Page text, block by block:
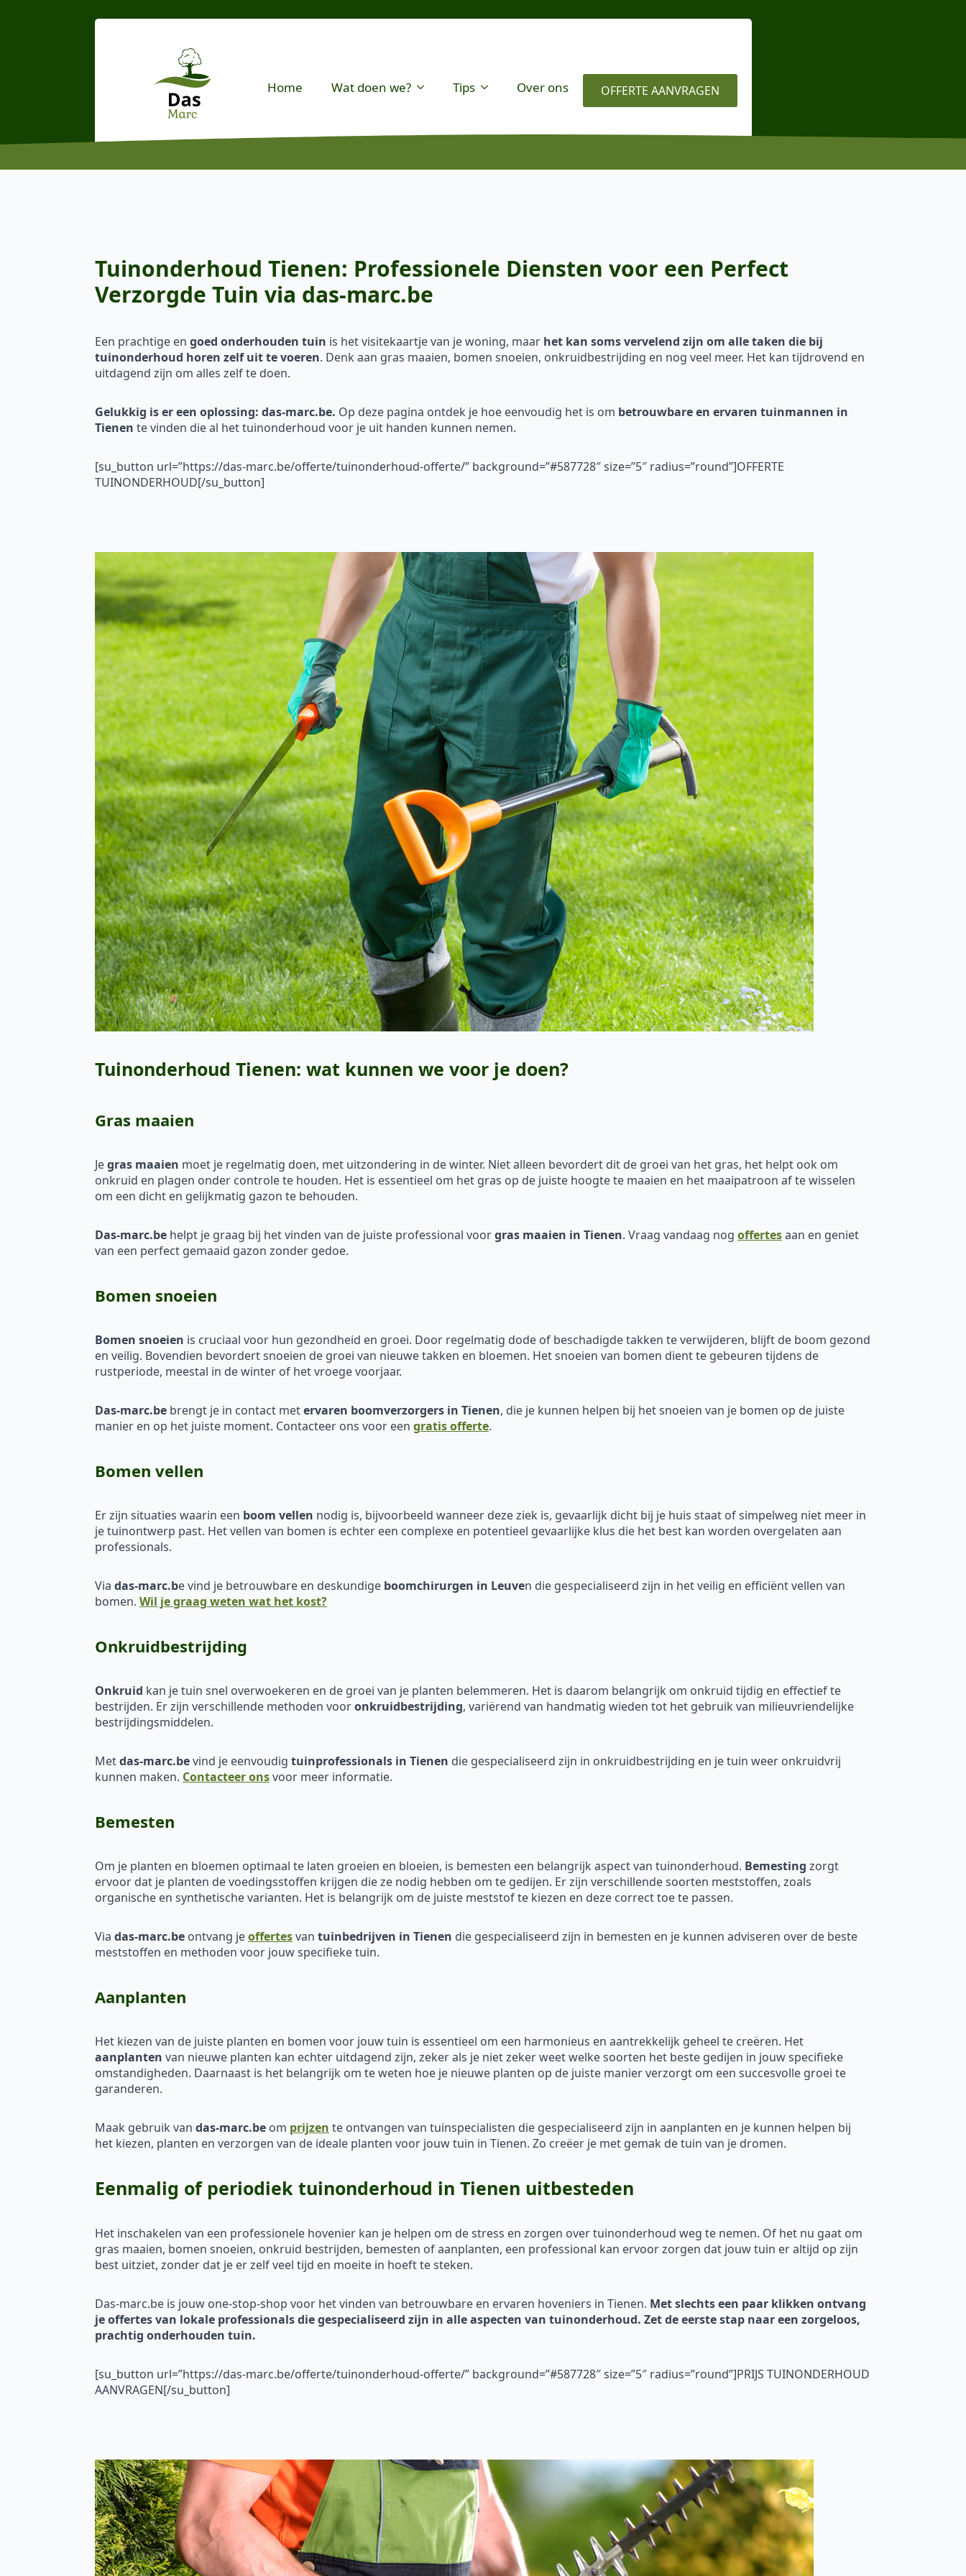
Home Wat doen we? Tips Over ons OFFERTE AANVRAGEN
Tuinonderhoud Tienen: Professionele Diensten voor een Perfect
Verzorgde Tuin via das-marc.be
Een prachtige en goed onderhouden tuin is het visitekaartje van je woning, maar het kan soms vervelend zijn om alle taken die bij
tuinonderhoud horen zelf uit te voeren. Denk aan gras maaien, bomen snoeien, onkruidbestrijding en nog veel meer. Het kan tijdrovend en
uitdagend zijn om alles zelf te doen.
Gelukkig is er een oplossing: das-marc.be. Op deze pagina ontdek je hoe eenvoudig het is om betrouwbare en ervaren tuinmannen in
Tienen te vinden die al het tuinonderhoud voor je uit handen kunnen nemen.
[su_button url=”https://das-marc.be/offerte/tuinonderhoud-offerte/” background=”#587728″ size=”5″ radius=”round”]OFFERTE
TUINONDERHOUD[/su_button]
Tuinonderhoud Tienen: wat kunnen we voor je doen?
Gras maaien
Jegras maaien moet je regelmatig doen, met uitzondering in de winter. Niet alleen bevordert dit de groei van het gras, het helpt ook om
onkruid en plagen onder controle te houden. Het is essentieel om het gras op de juiste hoogte te maaien en het maaipatroon af te wisselen
om een dicht en gelijkmatig gazon te behouden.
Das-marc.be helpt je graag bij het vinden van de juiste professional voorgras maaien in Tienen. Vraag vandaag nog offertesaan en geniet
van een perfect gemaaid gazon zonder gedoe.
Bomen snoeien
Bomen snoeien is cruciaal voor hun gezondheid en groei. Door regelmatig dode of beschadigde takken te verwijderen, blijft de boom gezond
en veilig. Bovendien bevordert snoeien de groei van nieuwe takken en bloemen. Het snoeien van bomen dient te gebeuren tijdens de
rustperiode, meestal in de winter of het vroege voorjaar.
Das-marc.be brengt je in contact metervaren boomverzorgers in Tienen, die je kunnen helpen bij het snoeien van je bomen op de juiste
manier en op het juiste moment. Contacteer ons voor een gratis offerte.
Bomen vellen
Er zijn situaties waarin een boom vellen nodig is, bijvoorbeeld wanneer deze ziek is, gevaarlijk dicht bij je huis staat of simpelweg niet meer in
je tuinontwerp past. Het vellen van bomen is echter een complexe en potentieel gevaarlijke klus die het best kan worden overgelaten aan
professionals.
Via das-marc.be vind je betrouwbare en deskundige boomchirurgen in Leuven die gespecialiseerd zijn in het veilig en efficiënt vellen van
bomen. Wil je graag weten wat het kost?
Onkruidbestrijding
Onkruid kan je tuin snel overwoekeren en de groei van je planten belemmeren. Het is daarom belangrijk om onkruid tijdig en effectief te
bestrijden. Er zijn verschillende methoden vooronkruidbestrijding, variërend van handmatig wieden tot het gebruik van milieuvriendelijke
bestrijdingsmiddelen.
Metdas-marc.bevind je eenvoudig tuinprofessionals in Tienen die gespecialiseerd zijn in onkruidbestrijding en je tuin weer onkruidvrij
kunnen maken. Contacteer onsvoor meer informatie.
Bemesten
Om je planten en bloemen optimaal te laten groeien en bloeien, is bemesten een belangrijk aspect van tuinonderhoud. Bemesting zorgt
ervoor dat je planten de voedingsstoffen krijgen die ze nodig hebben om te gedijen. Er zijn verschillende soorten meststoffen, zoals
organische en synthetische varianten. Het is belangrijk om de juiste meststof te kiezen en deze correct toe te passen.
Via das-marc.be ontvang jeoffertesvan tuinbedrijven in Tienen die gespecialiseerd zijn in bemesten en je kunnen adviseren over de beste
meststoffen en methoden voor jouw specifieke tuin.
Aanplanten
Het kiezen van de juiste planten en bomen voor jouw tuin is essentieel om een harmonieus en aantrekkelijk geheel te creëren. Het
aanplanten van nieuwe planten kan echter uitdagend zijn, zeker als je niet zeker weet welke soorten het beste gedijen in jouw specifieke
omstandigheden. Daarnaast is het belangrijk om te weten hoe je nieuwe planten op de juiste manier verzorgt om een succesvolle groei te
garanderen.
Maak gebruik van das-marc.be om prijzen te ontvangen van tuinspecialisten die gespecialiseerd zijn in aanplanten en je kunnen helpen bij
het kiezen, planten en verzorgen van de ideale planten voor jouw tuin in Tienen. Zo creëer je met gemak de tuin van je dromen.
Eenmalig of periodiek tuinonderhoud in Tienen uitbesteden
Het inschakelen van een professionele hovenier kan je helpen om de stress en zorgen over tuinonderhoud weg te nemen. Of het nu gaat om
gras maaien, bomen snoeien, onkruid bestrijden, bemesten of aanplanten, een professional kan ervoor zorgen dat jouw tuin er altijd op zijn
best uitziet, zonder dat je er zelf veel tijd en moeite in hoeft te steken.
Das-marc.be is jouw one-stop-shop voor het vinden van betrouwbare en ervaren hoveniers in Tienen. Met slechts een paar klikken ontvang
je offertes van lokale professionals die gespecialiseerd zijn in alle aspecten van tuinonderhoud. Zet de eerste stap naar een zorgeloos,
prachtig onderhouden tuin.
[su_button url=”https://das-marc.be/offerte/tuinonderhoud-offerte/” background=”#587728″ size=”5″ radius=”round”]PRIJS TUINONDERHOUD
AANVRAGEN[/su_button]